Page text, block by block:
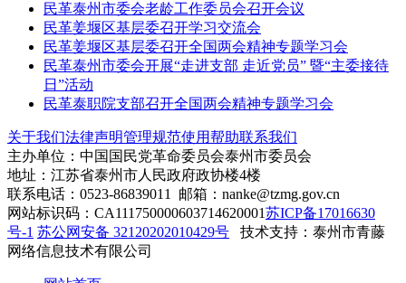
民革泰州市委会老龄工作委员会召开会议
民革姜堰区基层委召开学习交流会
民革姜堰区基层委召开全国两会精神专题学习会
民革泰州市委会开展“走进支部 走近党员” 暨“主委接待
日”活动
民革泰职院支部召开全国两会精神专题学习会
关于我们法律声明管理规范使用帮助联系我们
主办单位：中国国民党革命委员会泰州市委员会
地址：江苏省泰州市人民政府政协楼4楼
联系电话：0523-86839011 邮箱：nanke@tzmg.gov.cn
网站标识码：CA111750000603714620001苏ICP备17016630
号-1 苏公网安备 32120202010429号
技术支持：泰州市青藤
网络信息技术有限公司